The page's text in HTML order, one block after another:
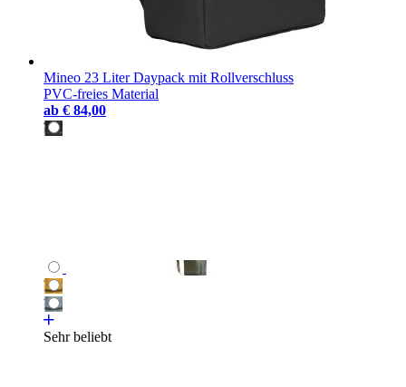
Mineo 23 Liter Daypack mit Rollverschluss
PVC-freies Material
ab € 84,00
Sehr beliebt